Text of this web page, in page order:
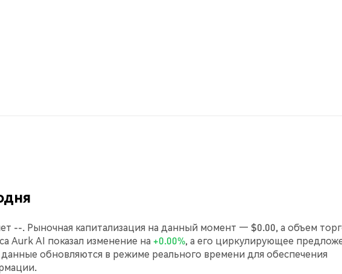
--. Рыночная капитализация на данный момент — $0.00, а объем
Aurk AI показал изменение на +0.00%, а его циркулирующее
обновляются в режиме реального времени для обеспечения